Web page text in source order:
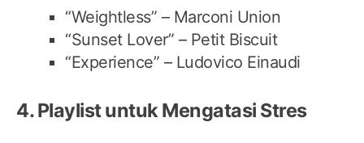
“Weightless” – Marconi Union
“Sunset Lover” – Petit Biscuit
“Experience” – Ludovico Einaudi
4. Playlist untuk Mengatasi Stres